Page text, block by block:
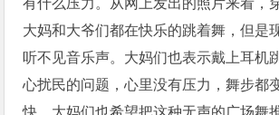
大妈和大爷们都在快乐的跳着舞，但是
听不见音乐声。大妈们也表示戴上耳机
心扰民的问题，心里没有压力，舞步都
快。大妈们也希望把这种无声的广场舞